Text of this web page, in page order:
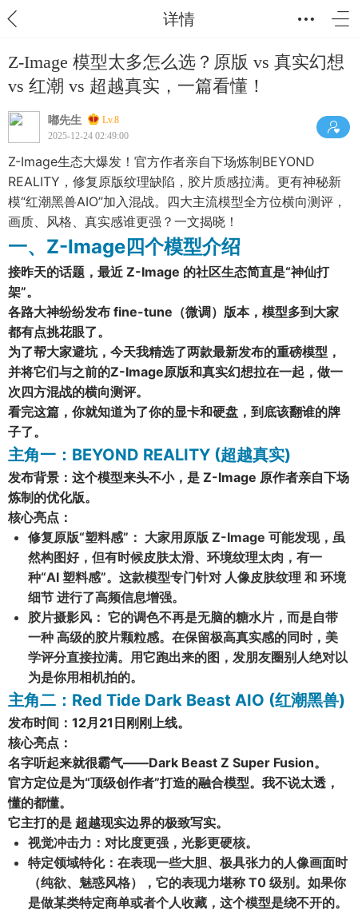
详情
Z-Image 模型太多怎么选？原版 vs 真实幻想
vs 红潮 vs 超越真实，一篇看懂！
嘟先生
Lv.8
2025-12-24 02:49:00
Z-Image生态大爆发！官方作者亲自下场炼制BEYOND
REALITY，修复原版纹理缺陷，胶片质感拉满。更有神秘新
模“红潮黑兽AIO”加入混战。四大主流模型全方位横向测评，
画质、风格、真实感谁更强？一文揭晓！
一、Z-Image四个模型介绍
接昨天的话题，最近 Z-Image 的社区生态简直是“神仙打
架”。
各路大神纷纷发布 fine-tune（微调）版本，模型多到大家
都有点挑花眼了。
为了帮大家避坑，今天我精选了两款最新发布的重磅模型，
并将它们与之前的Z-Image原版和真实幻想拉在一起，做一
次四方混战的横向测评。
看完这篇，你就知道为了你的显卡和硬盘，到底该翻谁的牌
子了。
主角一：BEYOND REALITY (超越真实)
发布背景：这个模型来头不小，是 Z-Image 原作者亲自下场
炼制的优化版。
核心亮点：
修复原版“塑料感” ： 大家用原版 Z-Image 可能发现，虽
然构图好，但有时候皮肤太滑、环境纹理太肉，有一
种“AI 塑料感”。这款模型专门针对 人像皮肤纹理 和 环境
细节 进行了高频信息增强。
胶片摄影风 ： 它的调色不再是无脑的糖水片，而是自带
一种 高级的胶片颗粒感。在保留极高真实感的同时，美
学评分直接拉满。用它跑出来的图，发朋友圈别人绝对以
为是你用相机拍的。
主角二：Red Tide Dark Beast AIO (红潮黑兽)
发布时间：12月21日刚刚上线。
核心亮点：
名字听起来就很霸气——Dark Beast Z Super Fusion。
官方定位是为“顶级创作者”打造的融合模型。我不说太透，
懂的都懂。
它主打的是 超越现实边界的极致写实。
视觉冲击力 ：对比度更强，光影更硬核。
特定领域特化：在表现一些大胆、极具张力的人像画面时
（纯欲、魅惑风格），它的表现力堪称 T0 级别。如果你
是做某类特定商单或者个人收藏，这个模型是绕不开的。